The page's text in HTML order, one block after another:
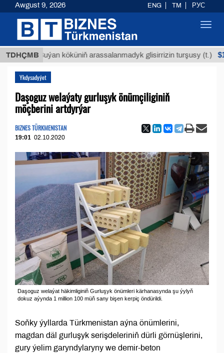
TDHÇMB
Buýan köküniň arassalanmadyk glisirrizin turşusy (t.)
Ykdysadyýet
Daşoguz welaýaty gurluşyk önümçiliginiň
möçberini artdyrýar
BIZNES TÜRKMENISTAN
19:01 02.10.2020
Daşoguz welaýat häkimliginiň Gurluşyk önümleri kärhanasynda şu ýylyň
dokuz aýynda 1 million 100 müň sany bişen kerpiç öndürildi.
Soňky ýyllarda Türkmenistan aýna önümlerini,
magdan däl gurluşyk serişdeleriniň dürli görnüşlerini,
gury ýelim garyndylaryny we demir-beton
Awgust 9, 2026 ENG TM РУС